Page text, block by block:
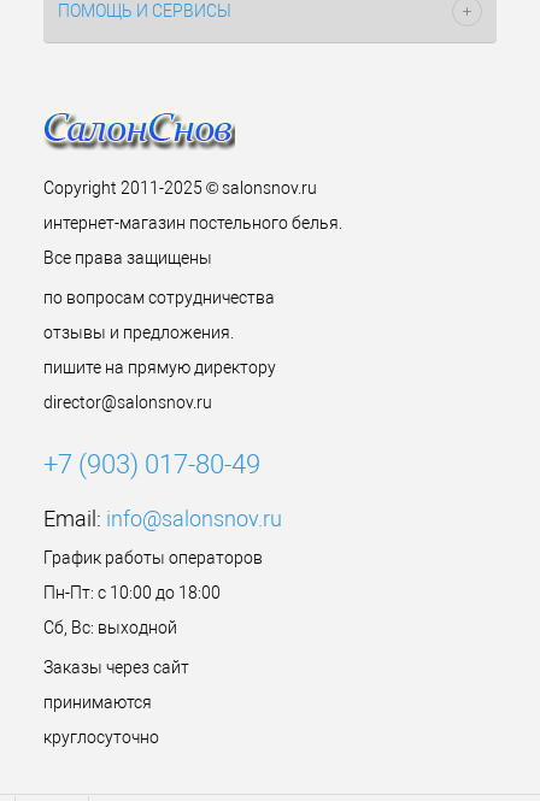
ПОМОЩЬ И СЕРВИСЫ
Copyright 2011-2025 © salonsnov.ru
интернет-магазин постельного белья.
Все права защищены
по вопросам сотрудничества
отзывы и предложения.
пишите на прямую директору
director@salonsnov.ru
+7 (903) 017-80-49
Email: info@salonsnov.ru
График работы операторов
Пн-Пт: с 10:00 до 18:00
Сб, Вс: выходной
Заказы через сайт
принимаются
круглосуточно